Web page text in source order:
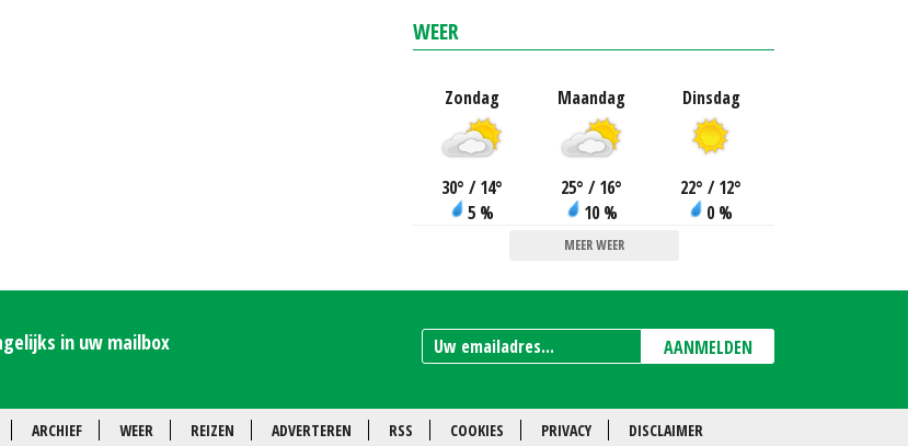
WEER
Zondag
30° / 14°
5 %
Maandag
25° / 16°
10 %
Dinsdag
22° / 12°
0 %
MEER WEER
in uw mailbox AANMELDEN
ARCHIEF WEER REIZEN ADVERTEREN RSS COOKIES PRIVACY DISCLAIMER